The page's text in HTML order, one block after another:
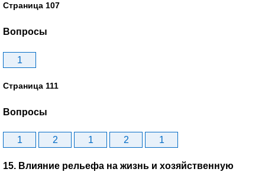
Страница 107
Вопросы
1
Страница 111
Вопросы
1 2 1 2 1
15. Влияние рельефа на жизнь и хозяйственную